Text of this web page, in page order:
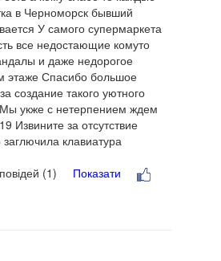
в Черноморск бывший
У самого супермаркета
все недостающие комуто
и даже недорогое
этаже Спасибо большое
создание такого уютного
укже с нетерпением ждем
Извините за отсутствие
клавиатура
(1) Показати